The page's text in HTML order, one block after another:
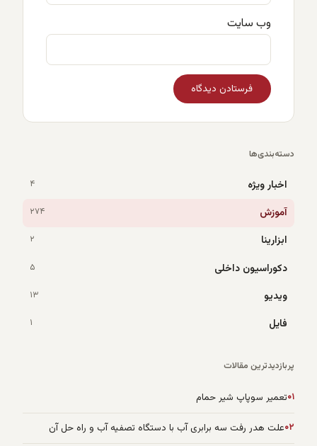
وب‌ سایت
دسته‌بندی‌ها
اخبار ویژه ۴
آموزش ۲۷۴
ابزارینا ۲
دکوراسیون داخلی ۵
ویدیو ۱۳
فایل ۱
پربازدیدترین مقالات
۰۱تعمیر سوپاپ شیر حمام
۰۲علت هدر رفت سه برابری آب با دستگاه تصفیه آب و راه حل آن